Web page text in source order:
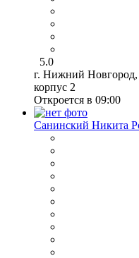
5.0
г. Нижний Новгород,
корпус 2
Откроется в 09:00
Санинский Никита